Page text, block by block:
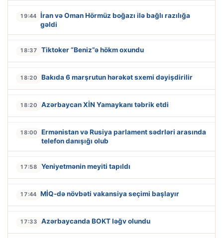
19:44 İran və Oman Hörmüz boğazı ilə bağlı razılığa
gəldi
18:37 Tiktoker “Beniz”ə hökm oxundu
18:20 Bakıda 6 marşrutun hərəkət sxemi dəyişdirilir
18:20 Azərbaycan XİN Yamaykanı təbrik etdi
18:00
Ermənistan və Rusiya parlament sədrləri arasında
telefon danışığı olub
17:58 Yeniyetmənin meyiti tapıldı
17:44 MİQ-də növbəti vakansiya seçimi başlayır
17:33 Azərbaycanda BOKT ləğv olundu